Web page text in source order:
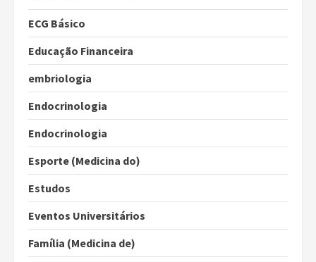
ECG Básico
Educação Financeira
embriologia
Endocrinologia
Endocrinologia
Esporte (Medicina do)
Estudos
Eventos Universitários
Família (Medicina de)